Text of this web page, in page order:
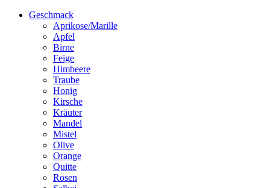
Geschmack
Aprikose/Marille
Apfel
Birne
Feige
Himbeere
Traube
Honig
Kirsche
Kräuter
Mandel
Mistel
Olive
Orange
Quitte
Rosen